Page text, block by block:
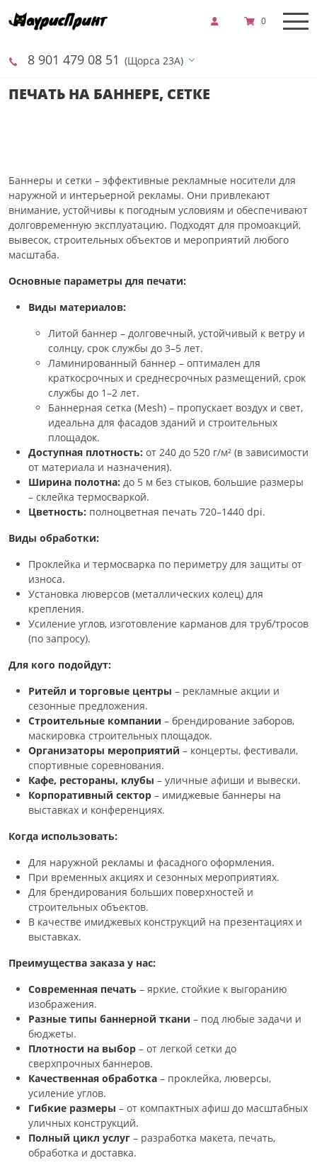
8 901 479 08 51 (Щорса 23А)
0
ПЕЧАТЬ НА БАННЕРЕ, СЕТКЕ
Баннеры и сетки – эффективные рекламные носители для
наружной и интерьерной рекламы. Они привлекают
внимание, устойчивы к погодным условиям и обеспечивают
долговременную эксплуатацию. Подходят для промоакций,
вывесок, строительных объектов и мероприятий любого
масштаба.
Основные параметры для печати:
Виды материалов:
Литой баннер – долговечный, устойчивый к ветру и
солнцу, срок службы до 3–5 лет.
Ламинированный баннер – оптимален для
краткосрочных и среднесрочных размещений, срок
службы до 1–2 лет.
Баннерная сетка (Mesh) – пропускает воздух и свет,
идеальна для фасадов зданий и строительных
площадок.
Доступная плотность: от 240 до 520 г/м² (в зависимости
от материала и назначения).
Ширина полотна: до 5 м без стыков, большие размеры
– склейка термосваркой.
Цветность: полноцветная печать 720–1440 dpi.
Виды обработки:
Проклейка и термосварка по периметру для защиты от
износа.
Установка люверсов (металлических колец) для
крепления.
Усиление углов, изготовление карманов для труб/тросов
(по запросу).
Для кого подойдут:
Ритейл и торговые центры – рекламные акции и
сезонные предложения.
Строительные компании – брендирование заборов,
маскировка строительных площадок.
Организаторы мероприятий – концерты, фестивали,
спортивные соревнования.
Кафе, рестораны, клубы – уличные афиши и вывески.
Корпоративный сектор – имиджевые баннеры на
выставках и конференциях.
Когда использовать:
Для наружной рекламы и фасадного оформления.
При временных акциях и сезонных мероприятиях.
Для брендирования больших поверхностей и
строительных объектов.
В качестве имиджевых конструкций на презентациях и
выставках.
Преимущества заказа у нас:
Современная печать – яркие, стойкие к выгоранию
изображения.
Разные типы баннерной ткани – под любые задачи и
бюджеты.
Плотности на выбор – от легкой сетки до
сверхпрочных баннеров.
Качественная обработка – проклейка, люверсы,
усиление углов.
Гибкие размеры – от компактных афиш до масштабных
уличных конструкций.
Полный цикл услуг – разработка макета, печать,
обработка и доставка.